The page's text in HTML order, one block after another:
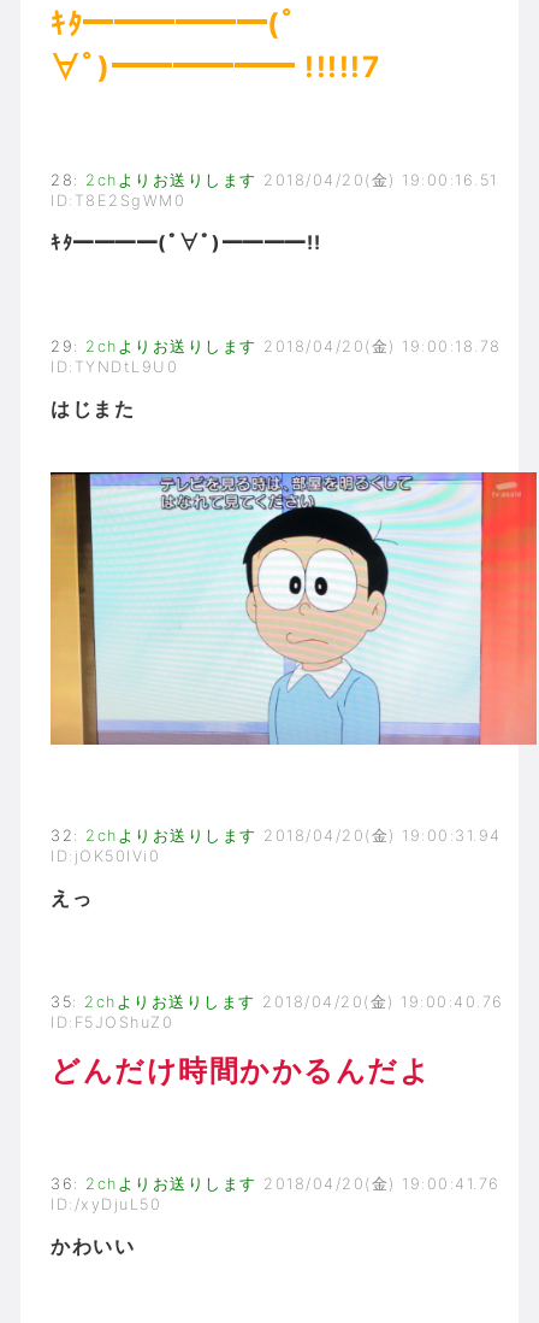
ｷﾀ━━━━━━(ﾟ
∀ﾟ)━━━━━━ !!!!!7
28 : 2chよりお送りします 2018/04/20(金) 19:00:16.51
ID:T8E2SgWM0
ｷﾀ━━━━(ﾟ∀ﾟ)━━━━!!
29 : 2chよりお送りします 2018/04/20(金) 19:00:18.78
ID:TYNDtL9U0
はじまた
32 : 2chよりお送りします 2018/04/20(金) 19:00:31.94
ID:jOK50IVi0
えっ
35: 2chよりお送りします 2018/04/20(金) 19:00:40.76
ID:F5JOShuZ0
どんだけ時間かかるんだよ
36 : 2chよりお送りします 2018/04/20(金) 19:00:41.76
ID:/xyDjuL50
かわいい